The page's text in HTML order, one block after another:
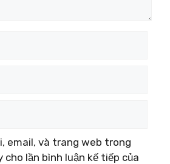
email, và trang web trong
lần bình luận kế tiếp của